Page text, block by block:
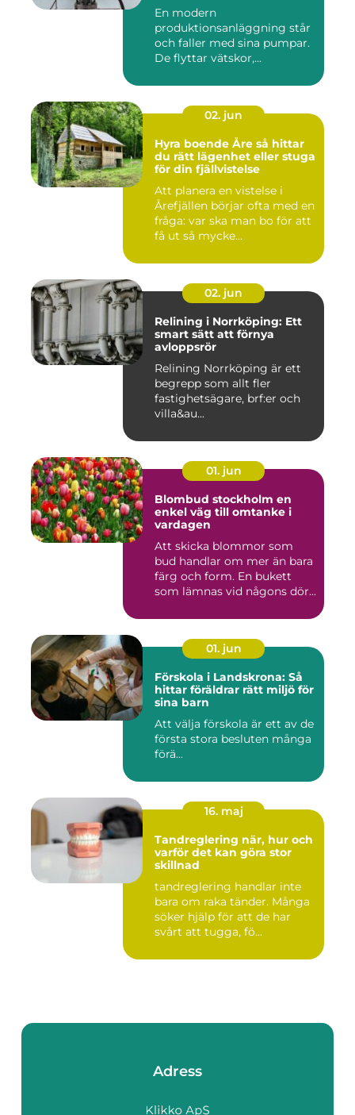
En modern
produktionsanläggning står
och faller med sina pumpar.
De flyttar vätskor,...
02. jun
Hyra boende Åre så hittar
du rätt lägenhet eller stuga
för din fjällvistelse
Att planera en vistelse i
Årefjällen börjar ofta med en
fråga: var ska man bo för att
få ut så mycke...
02. jun
Relining i Norrköping: Ett
smart sätt att förnya
avloppsrör
Relining Norrköping är ett
begrepp som allt fler
fastighetsägare, brf:er och
villa&au...
01. jun
Blombud stockholm en
enkel väg till omtanke i
vardagen
Att skicka blommor som
bud handlar om mer än bara
färg och form. En bukett
som lämnas vid någons dör...
01. jun
Förskola i Landskrona: Så
hittar föräldrar rätt miljö för
sina barn
Att välja förskola är ett av de
första stora besluten många
förä...
16. maj
Tandreglering när, hur och
varför det kan göra stor
skillnad
tandreglering handlar inte
bara om raka tänder. Många
söker hjälp för att de har
svårt att tugga, fö...
Adress